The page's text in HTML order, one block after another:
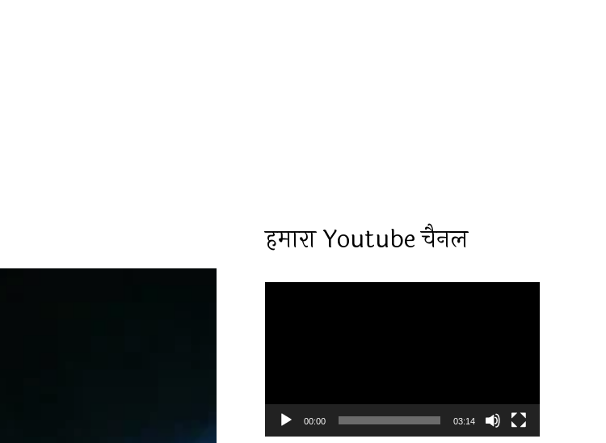
हमारा Youtube चैनल
00:00 03:14